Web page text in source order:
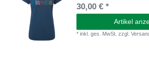
30,00 € *
Artikel
*inkl. ges. MwSt. zzgl.